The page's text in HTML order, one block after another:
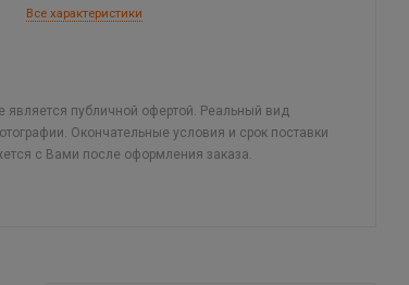
Все характеристики
является публичной офертой. Реальный вид
Окончательные условия и срок поставки
с Вами после оформления заказа.